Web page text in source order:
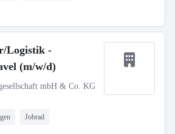
Logistik -
(m/w/d)
mbH & Co. KG
Jobrad